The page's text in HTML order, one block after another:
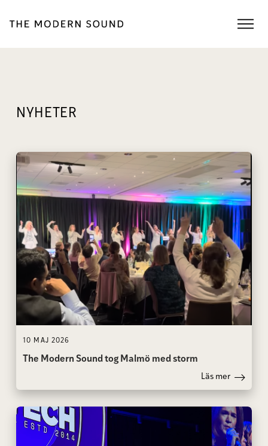
NYHETER
10 MAJ 2026
The Modern Sound tog Malmö med storm
Läs mer